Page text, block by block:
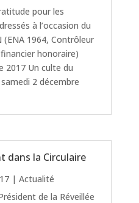
pour les
à l’occasion du
(ENA 1964, Contrôleur
honoraire)
2017 Un culte du
2 décembre
dans la Circulaire
| Actualité
de la Réveillée